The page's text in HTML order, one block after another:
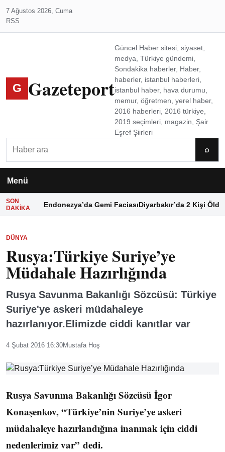
7 Ağustos 2026, Cuma
RSS
G Gazeteport
Güncel Haber sitesi, siyaset,
medya, Türkiye gündemi,
Sondakika haberler, Haber,
haberler, istanbul haberleri,
istanbul haber, hava durumu,
memur, öğretmen, yerel haber,
2016 haberleri, 2016 türkiye,
2019 seçimleri, magazin, Şair
Eşref Şiirleri
⌕
Menü
SON
DAKIKA
Endonezya’da Gemi FaciasıDiyarbakır’da 2 Kişi Öldü
DÜNYA
Rusya:Türkiye Suriye’ye
Müdahale Hazırlığında
Rusya Savunma Bakanlığı Sözcüsü: Türkiye
Suriye'ye askeri müdahaleye
hazırlanıyor.Elimizde ciddi kanıtlar var
4 Şubat 2016 16:30Mustafa Hoş
Rusya Savunma Bakanlığı Sözcüsü İgor
Konaşenkov, “Türkiye’nin Suriye’ye askeri
müdahaleye hazırlandığına inanmak için ciddi
nedenlerimiz var” dedi.